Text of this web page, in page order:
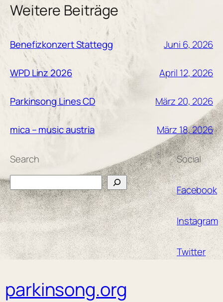
Weitere Beiträge
Benefizkonzert Stattegg Juni 6, 2026
WPD Linz 2026 April 12, 2026
Parkinsong Lines CD März 20, 2026
mica – music austria März 18, 2026
Search
Search
Social
Facebook
Instagram
Twitter
parkinsong.org